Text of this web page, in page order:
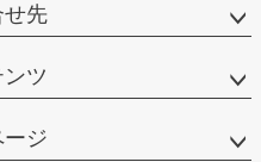
せ先
ツ
ジ